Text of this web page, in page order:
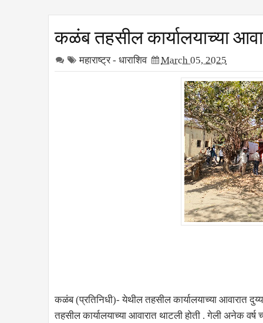
कळंब तहसील कार्यालयाच्या
महाराष्ट्र - धाराशिव March 05, 2025
कळंब (प्रतिनिधी)- येथील तहसील कार्यालयाच्या आवारात
तहसील कार्यालयाच्या आवारात थाटली होती . गेली अनेक